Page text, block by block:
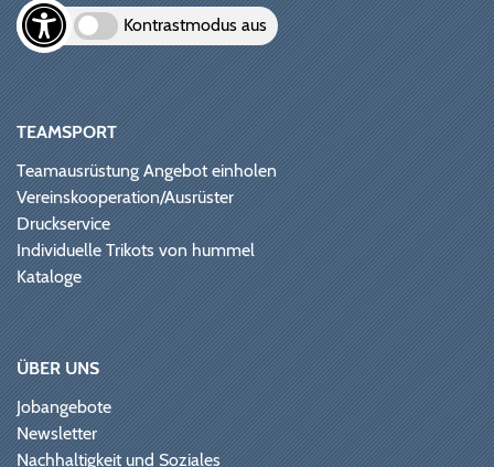
Kontrastmodus aus
TEAMSPORT
Teamausrüstung Angebot einholen
Vereinskooperation/Ausrüster
Druckservice
Individuelle Trikots von hummel
Kataloge
ÜBER UNS
Jobangebote
Newsletter
Nachhaltigkeit und Soziales